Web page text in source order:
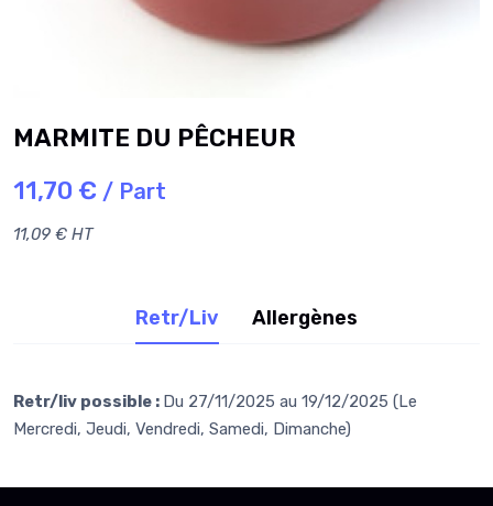
MARMITE DU PÊCHEUR
11,70 € / Part
11,09 € HT
Retr/Liv Allergènes
Retr/liv possible : Du 27/11/2025 au 19/12/2025 (Le
Mercredi, Jeudi, Vendredi, Samedi, Dimanche)